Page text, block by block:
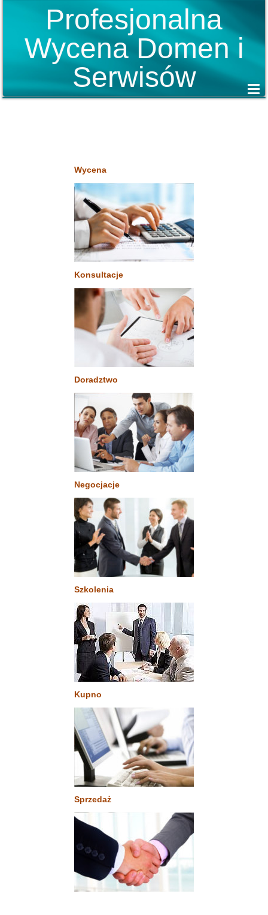
Profesjonalna
Wycena Domen i
Serwisów
Wycena
Konsultacje
Doradztwo
Negocjacje
Szkolenia
Kupno
Sprzedaż